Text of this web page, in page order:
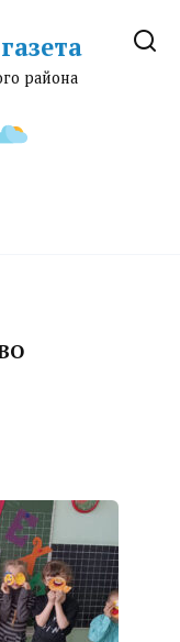
района